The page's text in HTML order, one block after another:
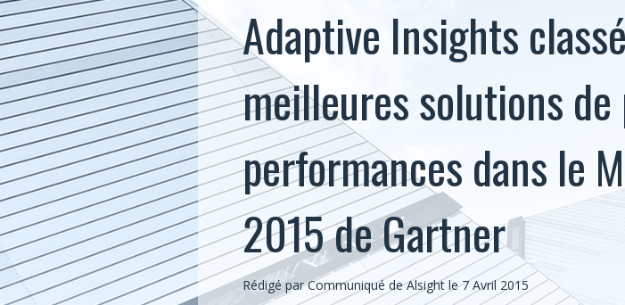
Adaptive Insights
meilleures solutions
performances dans le
2015 de Gartner
Rédigé par Communiqué de Alsight le 7 Avril 2015